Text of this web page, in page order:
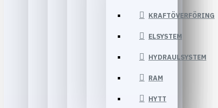
KRAFTÖVERFÖRING
ELSYSTEM
HYDRAULSYSTEM
RAM
HYTT